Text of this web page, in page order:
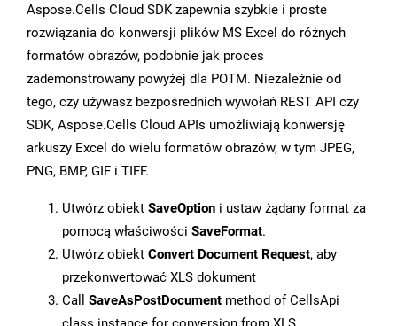
Aspose.Cells Cloud SDK zapewnia szybkie i proste
rozwiązania do konwersji plików MS Excel do różnych
formatów obrazów, podobnie jak proces
zademonstrowany powyżej dla POTM. Niezależnie od
tego, czy używasz bezpośrednich wywołań REST API czy
SDK, Aspose.Cells Cloud APIs umożliwiają konwersję
arkuszy Excel do wielu formatów obrazów, w tym JPEG,
PNG, BMP, GIF i TIFF.
Utwórz obiekt SaveOption i ustaw żądany format za
pomocą właściwości SaveFormat.
Utwórz obiekt Convert Document Request, aby
przekonwertować XLS dokument
Call SaveAsPostDocument method of CellsApi